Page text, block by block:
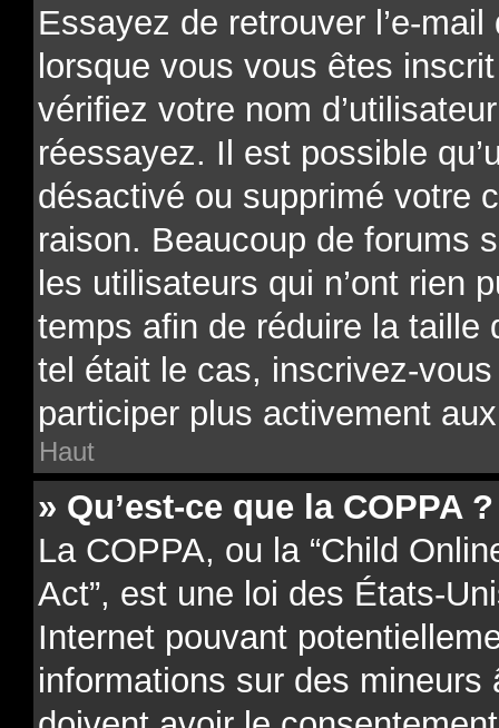
Essayez de retrouver l’e-
lorsque vous vous êtes
vérifiez votre nom
réessayez. Il est possible
désactivé ou supprimé votre
raison. Beaucoup de forums
les utilisateurs qui n’ont rien
temps afin de réduire la taille
tel était le cas, inscrivez-
participer plus activement
Haut
» Qu’est-ce que la COPPA ?
La COPPA, ou la “Child
Act”, est une loi des États-
Internet pouvant
informations sur des